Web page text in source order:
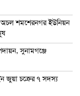
অচল শমশেরনগর ইউনিয়ন
সুনামগঞ্জে
জুয়া চক্রের ৭ সদস্য